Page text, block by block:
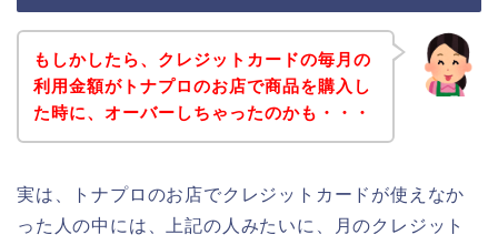
もしかしたら、クレジットカードの毎月の
利用金額がトナプロのお店で商品を購入し
た時に、オーバーしちゃったのかも・・・
実は、トナプロのお店でクレジットカードが使えなか
った人の中には、上記の人みたいに、月のクレジット